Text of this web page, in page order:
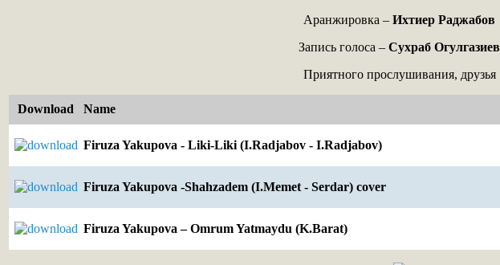
Аранжировка – Ихтиер Раджабов
Запись голоса – Сухраб Огулгазиев
Приятного прослушивания, друзья
Download Name
Firuza Yakupova - Liki-Liki (I.Radjabov - I.Radjabov)
Firuza Yakupova -Shahzadem (I.Memet - Serdar) cover
Firuza Yakupova – Omrum Yatmaydu (K.Barat)